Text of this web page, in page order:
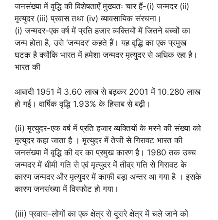
जनसंख्या में वृद्धि की विशेषताएँ मुख्यतः चार हैं-(i) जन्मदर (ii)
मृत्युदर (iii) प्रवास तथा (iv) व्यावसायिक संरचना।
(i) जन्मदर-एक वर्ष में प्रति हजार व्यक्तियों में जितने बच्चों का
जन्म होता है, उसे ‘जन्मदर’ कहते हैं। यह वृद्धि का एक प्रमुख
घटक है क्योंकि भारत में हमेशा जन्मदर मृत्युदर से अधिक रहा है।
भारत की
आबादी 1951 में 3.60 लाख से बढ़कर 2001 में 10.280 लाख
हो गई। वार्षिक वृद्धि 1.93% के हिसाब से बढ़ी।
(ii) मृत्युदर-एक वर्ष में प्रति हजार व्यक्तियों के मरने की संख्या को
मृत्युदर कहा जाता है । मृत्युदर में तेजी से गिरावट भारत की
जनसंख्या में वृद्धि की दर का प्रमुख कारण है। 1980 तक उच्च
जन्मदर में धीमी गति से एवं मृत्युदर में तीव्र गति से गिरावट के
कारण जन्मदर और मृत्युदर में काफी बड़ा अन्तर आ गया है । इसके
कारण जनसंख्या में विस्फोट हो गया।
(iii) प्रवास-लोगों का एक क्षेत्र से दूसरे क्षेत्र में चले जाने को